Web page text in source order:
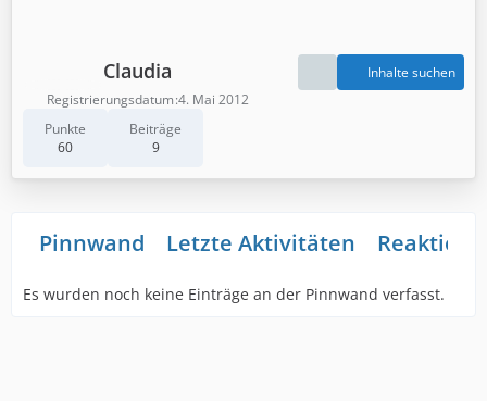
Claudia
Punkte
60
Beiträge
9
Inhalte suchen
Registrierungsdatum 4. Mai 2012
Pinnwand Letzte Aktivitäten
Es wurden noch keine Einträge an der Pinnwand verfasst.